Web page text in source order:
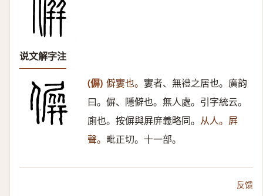
说文解字注
(偋) 僻寠也。 寠者、無禮之居也。廣韵
曰。偋、隱僻也。無人處。引字統云。
廁也。按偋與屛庰義略同。 从人。屛
聲。 毗正切。十一部。
反馈